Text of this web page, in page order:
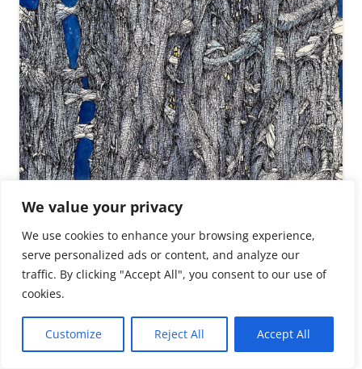
We value your privacy
We use cookies to enhance your browsing experience,
serve personalized ads or content, and analyze our
traffic. By clicking "Accept All", you consent to our use of
cookies.
Customize Reject All Accept All
Anna Maria Brandstätter